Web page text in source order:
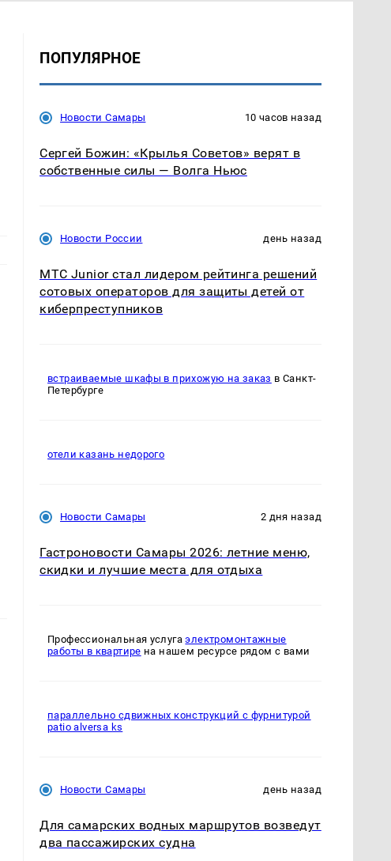
ПОПУЛЯРНОЕ
Новости Самары 10 часов назад
Сергей Божин: «Крылья Советов» верят в
собственные силы — Волга Ньюс
Новости России день назад
МТС Junior стал лидером рейтинга решений
сотовых операторов для защиты детей от
киберпреступников
встраиваемые шкафы в прихожую на заказ в Санкт-
Петербурге
отели казань недорого
Новости Самары 2 дня назад
Гастроновости Самары 2026: летние меню,
скидки и лучшие места для отдыха
Профессиональная услугаэлектромонтажные
работы в квартире на нашем ресурсе рядом с вами
параллельно сдвижных конструкций с фурнитурой
patio alversa ks
Новости Самары день назад
Для самарских водных маршрутов возведут
два пассажирских судна